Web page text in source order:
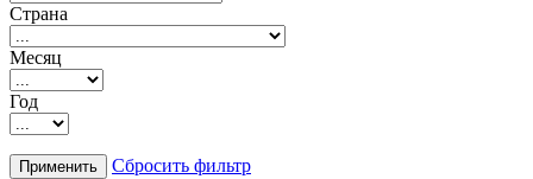
Страна
Месяц
Год
Сбросить фильтр